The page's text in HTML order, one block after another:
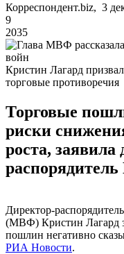
Корреспондент.biz, 3
9
2035
Кристин Лагард
торговые противоречия
Торговые
риски
роста, заявила
Директор-
(МВФ) Кристин Лагард
пошлин негативно
РИА Новости.